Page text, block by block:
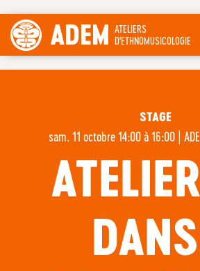
ADEM ATELIERS
D'ETHNOMUSICOLOGIE
STAGE
sam. 11 octobre 14:00 à 16:00